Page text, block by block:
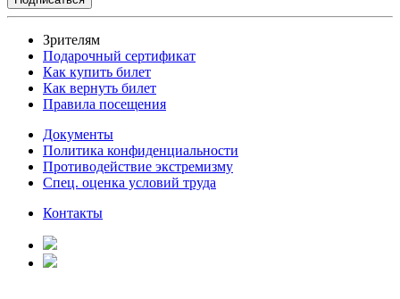
Зрителям
Подарочный сертификат
Как купить билет
Как вернуть билет
Правила посещения
Документы
Политика конфиденциальности
Противодействие экстремизму
Спец. оценка условий труда
Контакты